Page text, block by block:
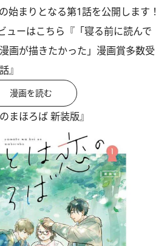
始まりとなる第1話を公開します！
ューはこちら『「寝る前に読んで
画が描きたかった」漫画賞多数受
』
漫画を読む
まほろば 新装版』